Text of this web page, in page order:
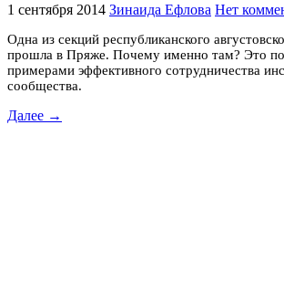
1 сентября 2014 Зинаида Ефлова Нет
Одна из секций республиканского
прошла в Пряже. Почему именно там? Это
примерами эффективного сотрудничества
сообщества.
Далее →